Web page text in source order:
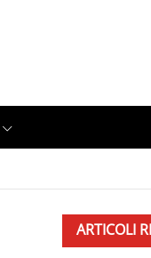
ARTICOLI